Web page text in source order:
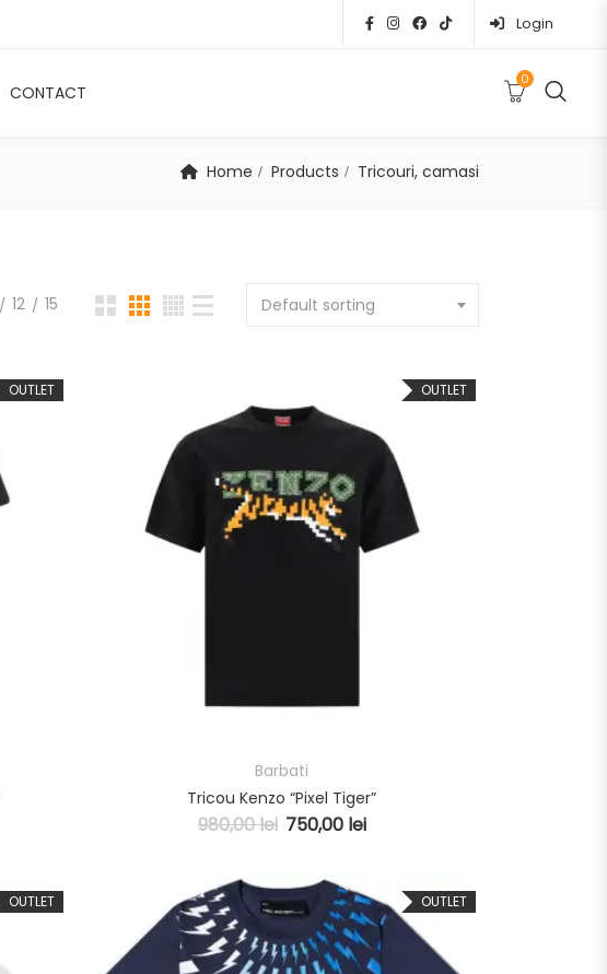
Login
CONTACT
0
BARBATI
Home Products Tricouri, camasi
12 15 Default sorting
OUTLET OUTLET
Barbati
Tricou Kenzo “Pixel Tiger”
980,00lei 750,00 lei
OUTLET OUTLET